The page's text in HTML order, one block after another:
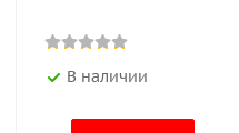
В наличии